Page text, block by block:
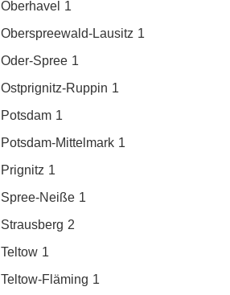
Oberhavel 1
Oberspreewald-Lausitz 1
Oder-Spree 1
Ostprignitz-Ruppin 1
Potsdam 1
Potsdam-Mittelmark 1
Prignitz 1
Spree-Neiße 1
Strausberg 2
Teltow 1
Teltow-Fläming 1